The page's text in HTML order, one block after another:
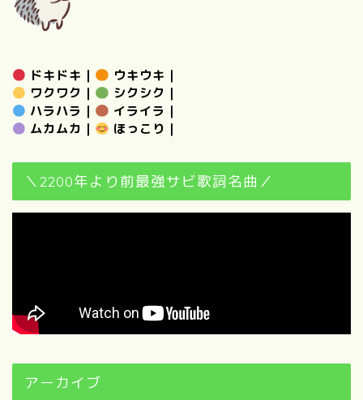
ドキドキ ｜ ウキウキ ｜
ワクワク ｜ シクシク ｜
ハラハラ ｜ イライラ ｜
ムカムカ ｜ ほっこり ｜
＼2200年より前最強サビ歌詞名曲／
アーカイブ